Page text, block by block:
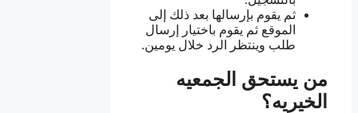
ثم يقوم بإرسالها بعد ذلك إلى
الموقع ثم يقوم باختيار إرسال
طلب وينتظر الرد خلال يومين.
من يستحق الجمعيه
الخيريه؟